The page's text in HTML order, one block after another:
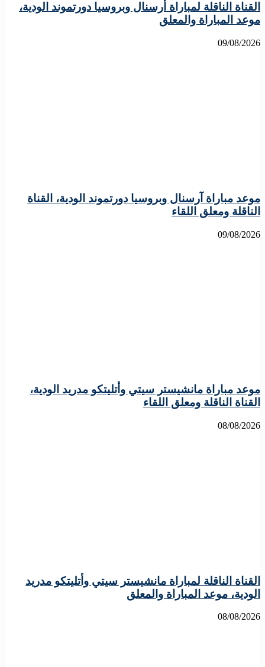
القناة الناقلة لمباراة أرسنال وبروسيا دورتموند الودية،
موعد المباراة والمعلق
09/08/2026
موعد مباراة آرسنال وبروسيا دورتموند الودية، القناة
الناقلة ومعلق اللقاء
09/08/2026
موعد مباراة مانشيستر سيتي وأتليتكو مدريد الودية،
القناة الناقلة ومعلق اللقاء
08/08/2026
القناة الناقلة لمباراة مانشيستر سيتي وأتليتكو مدريد
الودية، موعد المباراة والمعلق
08/08/2026